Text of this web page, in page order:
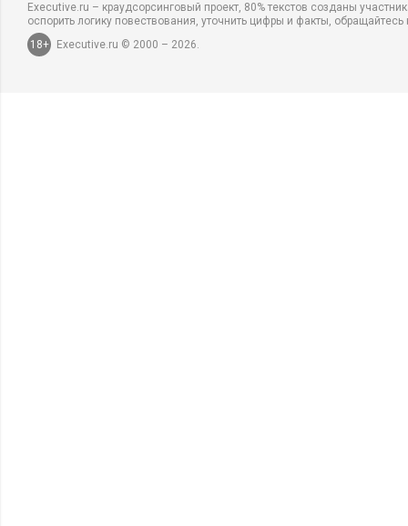
Executive.ru – краудсорсинговый проект, 80% текстов созданы
оспорить логику повествования, уточнить цифры и факты,
18+
Executive.ru © 2000 – 2026.